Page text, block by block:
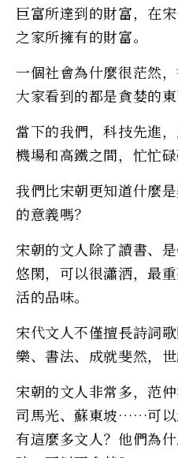
巨富所達到的財富，在
之家所擁有的財富。
一個社會為什麼很茫然
大家看到的都是貪婪的東
當下的我們，科技先進
機場和高鐵之間，忙忙
我們比宋朝更知道什麼
的意義嗎？
宋朝的文人除了讀書、
悠閑，可以很瀟洒，最
活的品味。
宋代文人不僅擅長詩詞
樂、書法、成就斐然，世
宋朝的文人非常多，范
司馬光、蘇東坡……可以
有這麼多文人？他們為